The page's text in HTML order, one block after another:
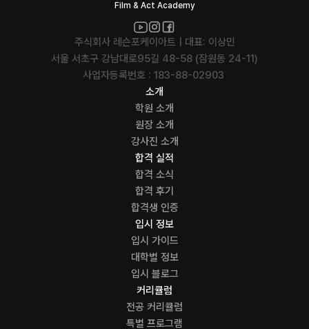
Film & Act Academy
주식회사 레슨포케이아트 | 대표: 이상민
서울 서초구 강남대로95길 48-58 (잠원동 24-11)
사업자등록번호 : 183-88-02903
소개
학원 소개
원장 소개
강사진 소개
합격 실적
합격 소식
합격 후기
합격생 인증
입시 정보
입시 가이드
대학별 정보
입시 블로그
커리큘럼
전공 커리큘럼
특별 프로그램